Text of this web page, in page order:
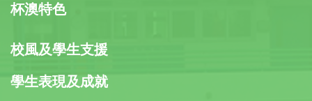
杯澳特色
校風及學生支援
學生表現及成就